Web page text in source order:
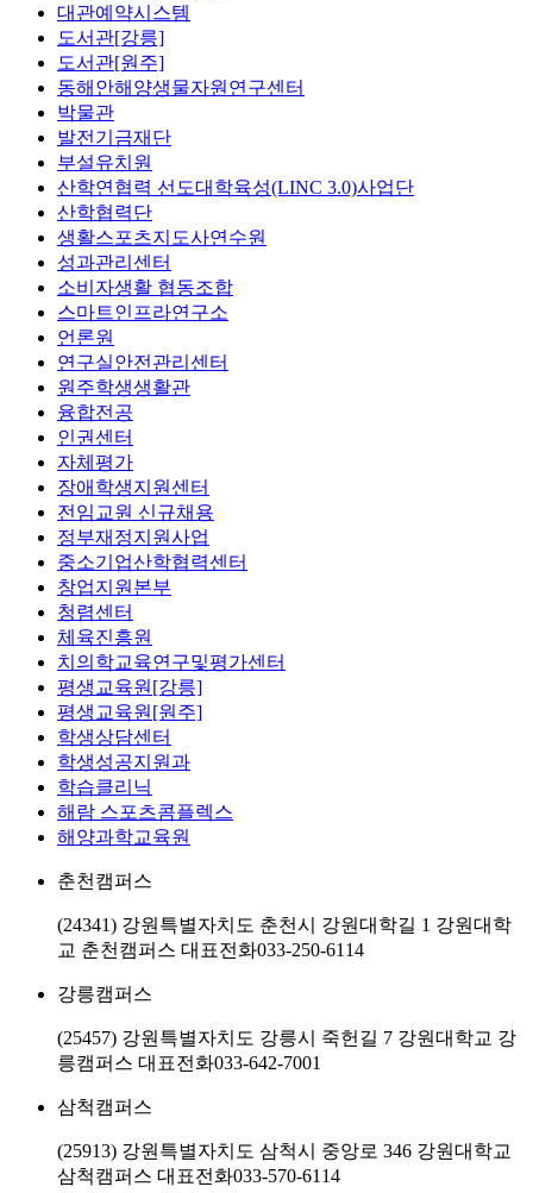
대관예약시스템
도서관[강릉]
도서관[원주]
동해안해양생물자원연구센터
박물관
발전기금재단
부설유치원
산학연협력 선도대학육성(LINC 3.0)사업단
산학협력단
생활스포츠지도사연수원
성과관리센터
소비자생활 협동조합
스마트인프라연구소
언론원
연구실안전관리센터
원주학생생활관
융합전공
인권센터
자체평가
장애학생지원센터
전임교원 신규채용
정부재정지원사업
중소기업산학협력센터
창업지원본부
청렴센터
체육진흥원
치의학교육연구및평가센터
평생교육원[강릉]
평생교육원[원주]
학생상담센터
학생성공지원과
학습클리닉
해람 스포츠콤플렉스
해양과학교육원
춘천캠퍼스
(24341) 강원특별자치도 춘천시 강원대학길 1 강원대학
교 춘천캠퍼스 대표전화033-250-6114
강릉캠퍼스
(25457) 강원특별자치도 강릉시 죽헌길 7 강원대학교 강
릉캠퍼스 대표전화033-642-7001
삼척캠퍼스
(25913) 강원특별자치도 삼척시 중앙로 346 강원대학교
삼척캠퍼스 대표전화033-570-6114